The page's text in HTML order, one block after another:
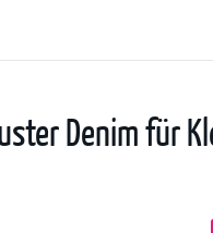
Denim für